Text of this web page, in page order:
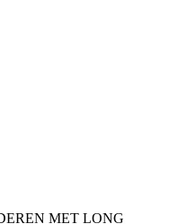
MET LONG